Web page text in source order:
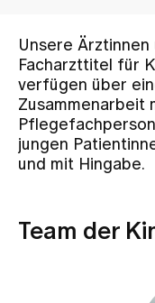
Aktuelles
Jobs & Karriere
Kontakt
Babygalerie
Publikationen
Übersicht &
Team
Zuweisende
Kontakt
Unsere
Facharzttitel für
verfügen über
Zusammenarbeit
jungen
und mit Hingabe.
Team der